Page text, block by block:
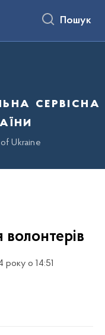
Пошук
сервісна
Ukraine
року о 14:51